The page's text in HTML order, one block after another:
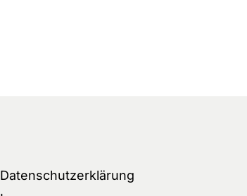
Datenschutzerklärung